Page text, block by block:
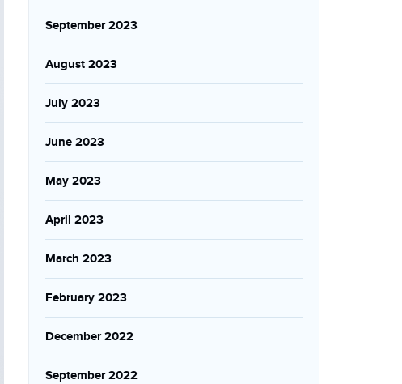
September 2023
August 2023
July 2023
June 2023
May 2023
April 2023
March 2023
February 2023
December 2022
September 2022